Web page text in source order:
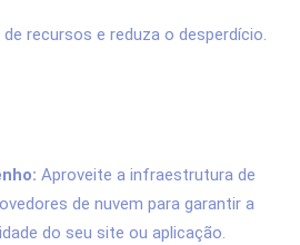
recursos e reduza o desperdício.
Aproveite a infraestrutura de
de nuvem para garantir a
do seu site ou aplicação.